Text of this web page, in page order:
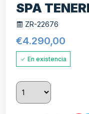
SPA
ZR-22676
€4.290,00
En existencia